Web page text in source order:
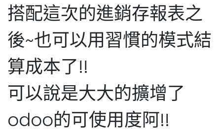
搭配這次的進銷存報表之
後~也可以用習慣的模式結
算成本了!!
可以說是大大的擴增了
odoo的可使用度阿!!